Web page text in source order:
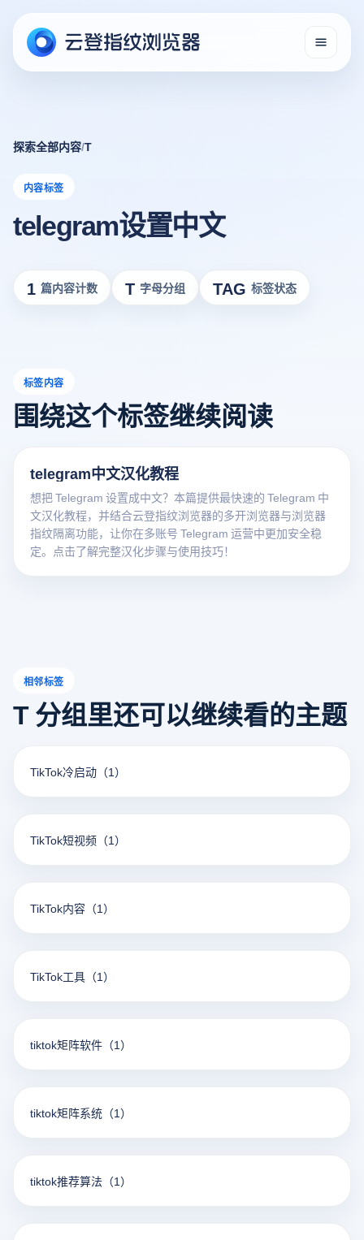
探索全部内容/T
内容标签
telegram设置中文
1 篇内容计数 T 字母分组 TAG 标签状态
标签内容
围绕这个标签继续阅读
telegram中文汉化教程
想把 Telegram 设置成中文？本篇提供最快速的 Telegram 中
文汉化教程，并结合云登指纹浏览器的多开浏览器与浏览器
指纹隔离功能，让你在多账号 Telegram 运营中更加安全稳
定。点击了解完整汉化步骤与使用技巧！
相邻标签
T 分组里还可以继续看的主题
TikTok冷启动 （1）
TikTok短视频 （1）
TikTok内容 （1）
TikTok工具 （1）
tiktok矩阵软件 （1）
tiktok矩阵系统 （1）
tiktok推荐算法 （1）